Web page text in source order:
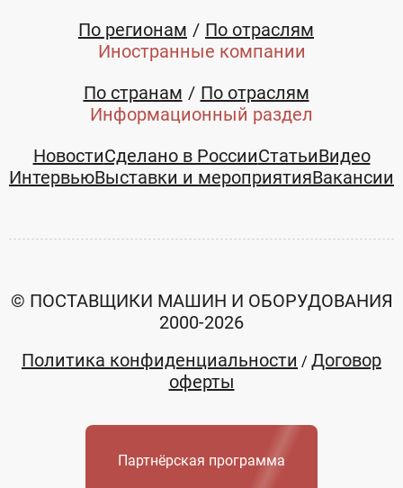
По регионам
По отраслям
Иностранные компании
По странам
По отраслям
Информационный раздел
НовостиСделано в РоссииСтатьиВидео
ИнтервьюВыставки и мероприятияВакансии
© ПОСТАВЩИКИ МАШИН И ОБОРУДОВАНИЯ
2000-2026
Политика конфиденциальности / Договор
оферты
Партнёрская программа